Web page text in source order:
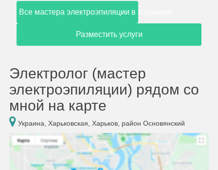
Все мастера электроэпиляции в Харькове
Разместить услуги
Электролог (мастер
электроэпиляции) рядом со
мной на карте
Украина, Харьковская, Харьков, район Основянский